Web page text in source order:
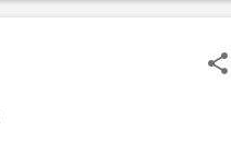
e escondem histórias,